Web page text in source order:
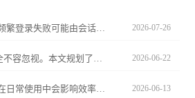
讲解Chrome浏览器插件频繁登录失败可能由会话异常导致，提供详细排查和修复建议，保障登录顺畅。 2026-07-26
2026-06-22
Chrome浏览器启动速度在日常使用中会影响效率。文章分享测试和优化方法，帮助用户缩短启动时间，提升浏览器整体响应速度，实现更流畅的上网体验。 2026-06-13